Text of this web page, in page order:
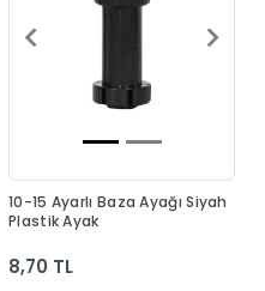
10-15 Ayarlı Baza Ayağı Siyah
Plastik Ayak
8,70 TL